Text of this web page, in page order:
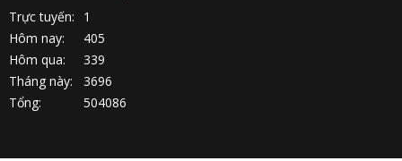
Trực tuyến:
1
Hôm nay:
405
Hôm qua:
339
Tháng này:
3696
Tổng:
504086